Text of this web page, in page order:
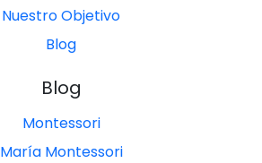
Nuestro Objetivo
Blog
Blog
Montessori
María Montessori